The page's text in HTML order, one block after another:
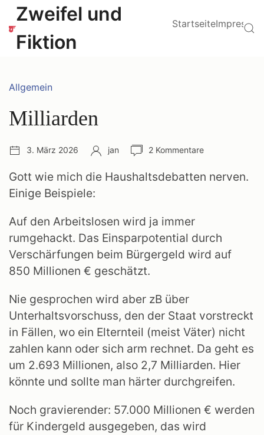
Zum
Inhalt
springen
Zweifel und
Fiktion
StartseiteImpressum
Kategorien:
Allgemein
Milliarden
Veröffentlichungsdatum:
3. März 2026 Autor:
jan
Anzahl
2 Kommentare
Gott wie mich die Haushaltsdebatten nerven.
Einige Beispiele:
Auf den Arbeitslosen wird ja immer
rumgehackt. Das Einsparpotential durch
Verschärfungen beim Bürgergeld wird auf
850 Millionen € geschätzt.
Nie gesprochen wird aber zB über
Unterhaltsvorschuss, den der Staat vorstreckt
in Fällen, wo ein Elternteil (meist Väter) nicht
zahlen kann oder sich arm rechnet. Da geht es
um 2.693 Millionen, also 2,7 Milliarden. Hier
könnte und sollte man härter durchgreifen.
Noch gravierender: 57.000 Millionen € werden
für Kindergeld ausgegeben, das wird